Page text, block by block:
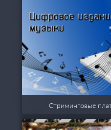
Стриминговые